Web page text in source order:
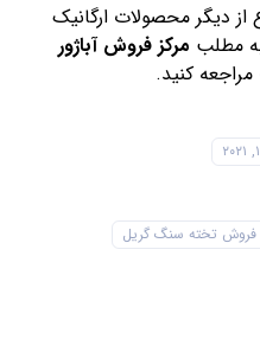
از دیگر محصولات ارگانیک
مطلب مرکز فروش آباژور
کنید.
فروش تخته سنگ گریل